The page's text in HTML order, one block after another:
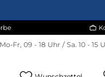
Mo-Fr, 09 - 18 Uhr / Sa. 10 - 15